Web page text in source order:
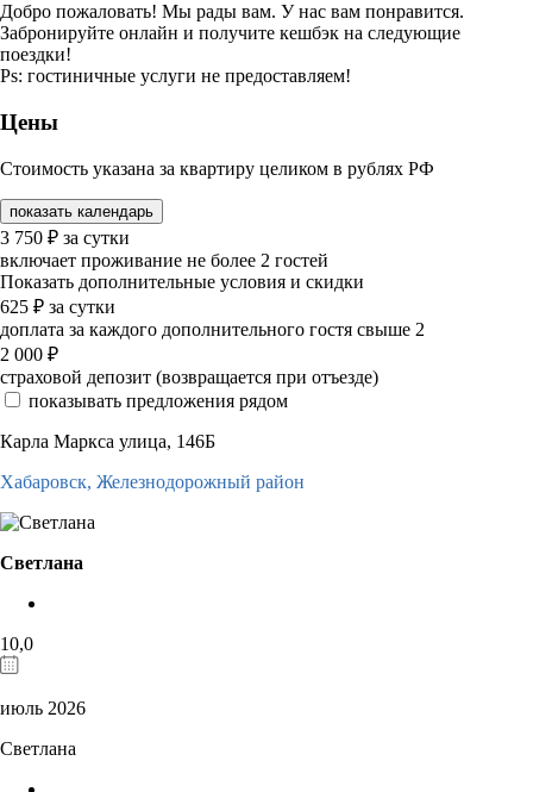
Добро пожаловать! Мы рады вам. У нас вам понравится.
Забронируйте онлайн и получите кешбэк на следующие
поездки!
Ps: гостиничные услуги не предоставляем!
Цены
Стоимость указана за квартиру целиком в рублях РФ
показать календарь
3 750 ₽ за сутки
включает проживание не более 2 гостей
Показать дополнительные условия и скидки
625 ₽ за сутки
доплата за каждого дополнительного гостя свыше 2
2 000 ₽
страховой депозит (возвращается при отъезде)
показывать предложения рядом
Карла Маркса улица, 146Б
Хабаровск, Железнодорожный район
Светлана
10,0
июль 2026
Светлана